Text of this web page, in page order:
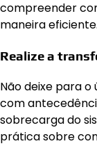
compreender
maneira eficiente.
Realize a
Não deixe para
com
sobrecarga do
prática sobre